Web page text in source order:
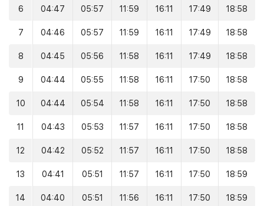
6 04:47 05:57 11:59 16:11 17:49 18:58
7 04:46 05:57 11:59 16:11 17:49 18:58
8 04:45 05:56 11:58 16:11 17:49 18:58
9 04:44 05:55 11:58 16:11 17:50 18:58
10 04:44 05:54 11:58 16:11 17:50 18:58
11 04:43 05:53 11:57 16:11 17:50 18:58
12 04:42 05:52 11:57 16:11 17:50 18:58
13 04:41 05:51 11:57 16:11 17:50 18:59
14 04:40 05:51 11:56 16:11 17:50 18:59